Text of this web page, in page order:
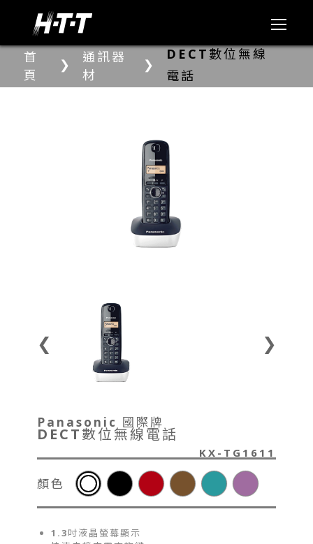
首
頁
❯
通訊器
材
❯
DECT數位無線
電話
❮ ❯
Panasonic 國際牌
DECT數位無線電話
KX-TG1611
顏色
1.3吋液晶螢幕顯示